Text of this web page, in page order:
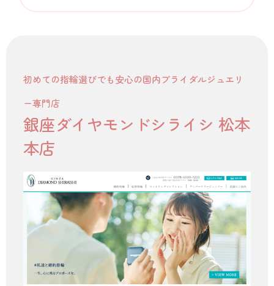
初めての指輪選びでも安心の国内ブライダルジュエリ
ー専門店
銀座ダイヤモンドシライシ 松本
本店